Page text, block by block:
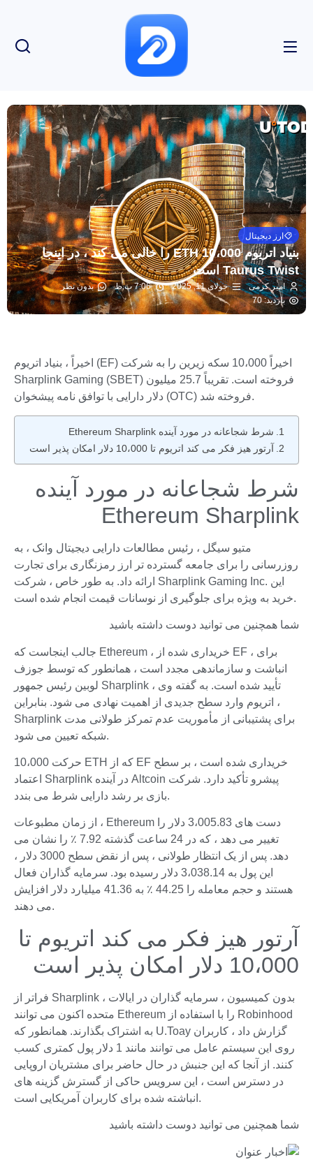
ارز دیجیتال
بنیاد اتریوم 10،000 ETH را خالی می کند ، در اینجا
Taurus Twist است
امیر کرمی جولای 11, 2025 7:06 ب.ظ
بدون نظر
بازدید: 70
اخیراً ، بنیاد اتریوم (EF) اخیراً 10،000 سکه زیرین را به شرکت
Sharplink Gaming (SBET) فروخته است. تقریباً 25.7 میلیون
دلار دارایی با توافق نامه پیشخوان (OTC) فروخته شد.
شرط شجاعانه در مورد آینده Ethereum Sharplink
آرتور هیز فکر می کند اتریوم تا 10،000 دلار امکان پذیر است
شرط شجاعانه در مورد آینده
Ethereum Sharplink
متیو سیگل ، رئیس مطالعات دارایی دیجیتال وانک ، به
روزرسانی را برای جامعه گسترده تر ارز رمزنگاری برای تجارت
ارائه داد. به طور خاص ، شرکت Sharplink Gaming Inc. این
خرید به ویژه برای جلوگیری از نوسانات قیمت انجام شده است.
شما همچنین می توانید دوست داشته باشید
جالب اینجاست که Ethereum ، خریداری شده از EF ، برای
انباشت و سازماندهی مجدد است ، همانطور که توسط جوزف
لوبین رئیس جمهور Sharplink تأیید شده است. به گفته وی ،
اتریوم وارد سطح جدیدی از اهمیت نهادی می شود. بنابراین ،
Sharplink برای پشتیبانی از مأموریت عدم تمرکز طولانی مدت
شبکه تعیین می شود.
حرکت 10،000 ETH که از EF خریداری شده است ، بر سطح
اعتماد Sharplink در آینده Altcoin پیشرو تأکید دارد. شرکت
بازی بر رشد دارایی شرط می بندد.
از زمان مطبوعات ، Ethereum دست های 3،005.83 دلار را
تغییر می دهد ، که در 24 ساعت گذشته 7.92 ٪ را نشان می
دهد. پس از یک انتظار طولانی ، پس از نقض سطح 3000 دلار ،
این پول به 3،038.14 دلار رسیده بود. سرمایه گذاران فعال
هستند و حجم معامله را 44.25 ٪ به 41.36 میلیارد دلار افزایش
می دهند.
آرتور هیز فکر می کند اتریوم تا
10،000 دلار امکان پذیر است
فراتر از Sharplink ، بدون کمیسیون ، سرمایه گذاران در ایالات
متحده اکنون می توانند Ethereum را با استفاده از Robinhood
به اشتراک بگذارند. همانطور که U.Toay گزارش داد ، کاربران
روی این سیستم عامل می توانند مانند 1 دلار پول کمتری کسب
کنند. از آنجا که این جنبش در حال حاضر برای مشتریان اروپایی
در دسترس است ، این سرویس حاکی از گسترش گزینه های
انباشته شده برای کاربران آمریکایی است.
شما همچنین می توانید دوست داشته باشید